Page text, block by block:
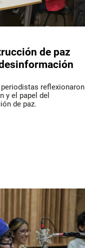
de paz
reflexionaron
y el papel del
de paz.